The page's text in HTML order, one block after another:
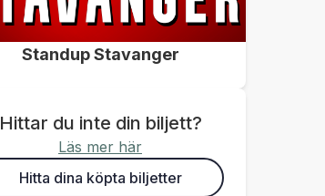
Standup Stavanger
Hittar du inte din biljett?
Läs mer här
Hitta dina köpta biljetter